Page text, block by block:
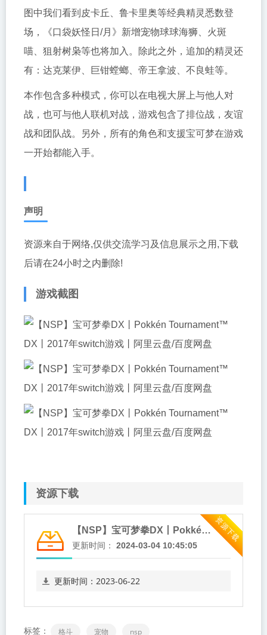
图中我们看到皮卡丘、鲁卡里奥等经典精灵悉数登
场，《口袋妖怪日/月》新增宠物球球海狮、火斑
喵、狙射树枭等也将加入。除此之外，追加的精灵还
有：达克莱伊、巨钳螳螂、帝王拿波、不良蛙等。
本作包含多种模式，你可以在电视大屏上与他人对
战，也可与他人联机对战，游戏包含了排位战，友谊
战和团队战。另外，所有的角色和支援宝可梦在游戏
一开始都能入手。
声明
资源来自于网络,仅供交流学习及信息展示之用,下载
后请在24小时之内删除!
游戏截图
资源下载
资源下载
【NSP】宝可梦拳DX丨Pokkén Tournament™ DX丨2017年switch游戏丨阿里云盘/百度网盘
更新时间： 2024-03-04 10:45:05
更新时间： 2023-06-22
标签： 格斗 宠物 nsp